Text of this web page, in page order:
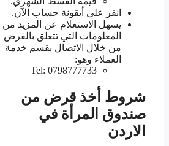
انقر على أيقونة حساب الآن.
يسهل الاستعلام عن المزيد من
المعلومات التي تتعلق بالقرض
من خلال الاتصال بقسم خدمة
العملاء وهو:
Tel: 0798777733
شروط أخذ قرض من
صندوق المرأة في
الاردن